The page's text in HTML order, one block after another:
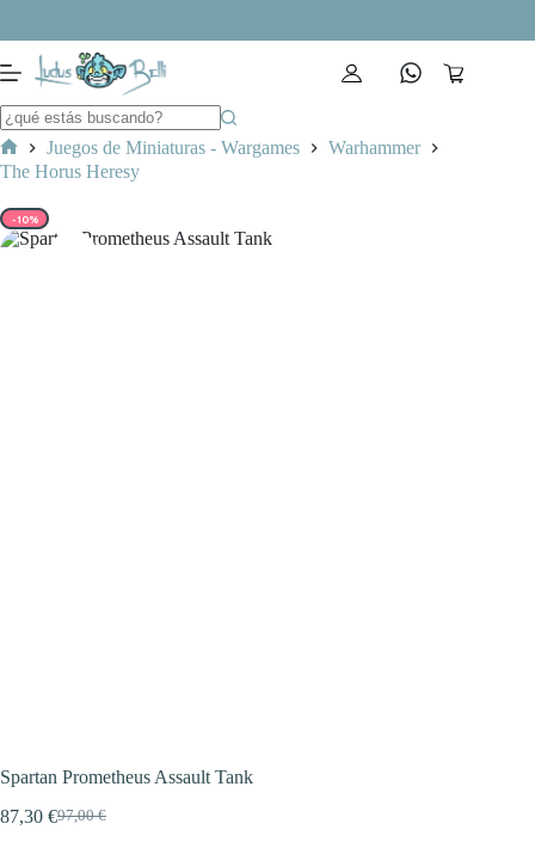
contenido
Carro
Inicio
Juegos de Miniaturas - Wargames
Warhammer
The Horus Heresy
-10%
Spartan Prometheus Assault Tank
97,00€
El
87,30 €El